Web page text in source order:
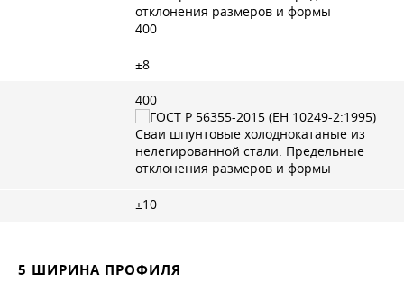
400
±8
400
±10
5 ШИРИНА ПРОФИЛЯ